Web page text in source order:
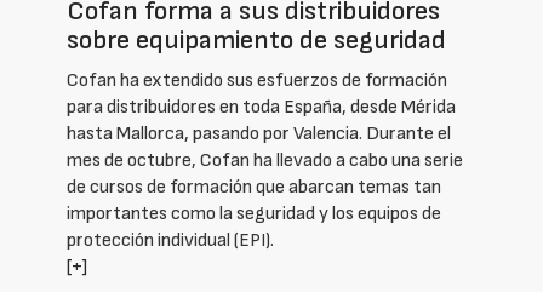
Cofan forma a sus distribuidores
sobre equipamiento de seguridad
Cofan ha extendido sus esfuerzos de formación
para distribuidores en toda España, desde Mérida
hasta Mallorca, pasando por Valencia. Durante el
mes de octubre, Cofan ha llevado a cabo una serie
de cursos de formación que abarcan temas tan
importantes como la seguridad y los equipos de
protección individual (EPI).
[+]